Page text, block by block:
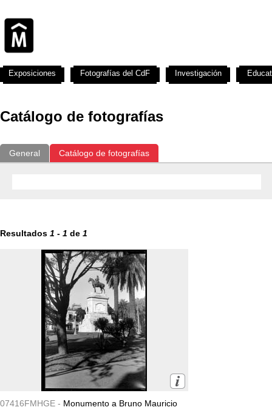
Catálogo de fotografías
General Catálogo de fotografías
Resultados 1 - 1 de 1
07416FMHGE - Monumento a Bruno Mauricio
Exposiciones Fotografías del CdF Investigación